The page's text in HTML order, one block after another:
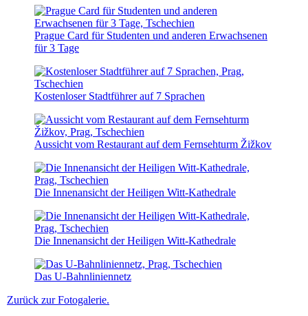
Prague Card für Studenten und anderen Erwachsenen
für 3 Tage
Kostenloser Stadtführer auf 7 Sprachen
Aussicht vom Restaurant auf dem Fernsehturm Žižkov
Die Innenansicht der Heiligen Witt-Kathedrale
Die Innenansicht der Heiligen Witt-Kathedrale
Das U-Bahnliniennetz
Zurück zur Fotogalerie.